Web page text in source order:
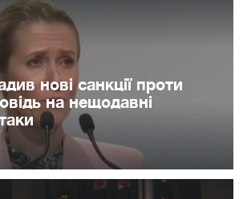
нові санкції проти
на нещодавні